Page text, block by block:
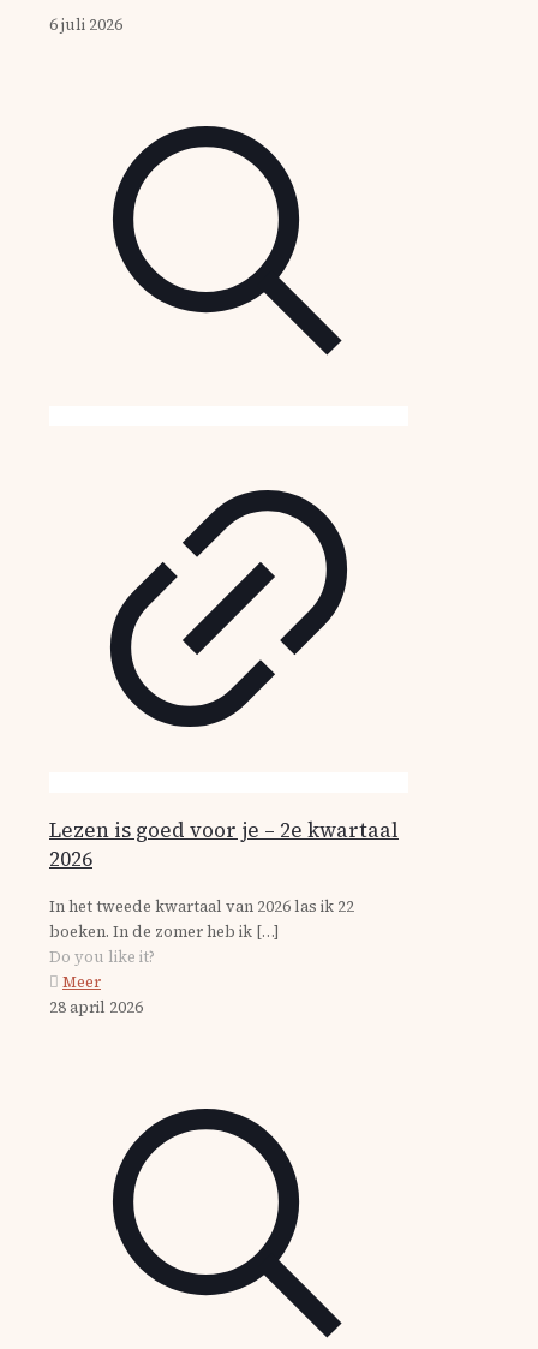
6 juli 2026
Lezen is goed voor je – 2e kwartaal
2026
In het tweede kwartaal van 2026 las ik 22
boeken. In de zomer heb ik […]
Do you like it?
Meer
28 april 2026